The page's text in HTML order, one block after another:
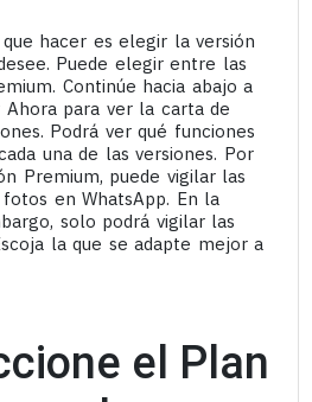
hacer es elegir la versión
Puede elegir entre las
Continúe hacia abajo a
Ahora para ver la carta de
Podrá ver qué funciones
una de las versiones. Por
Premium, puede vigilar las
en WhatsApp. En la
solo podrá vigilar las
la que se adapte mejor a
el Plan